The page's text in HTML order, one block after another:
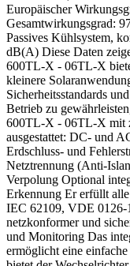
Europäischer
Gesamtwirkungsgrad:
Passives Kühlsystem,
dB(A) Diese Daten
600TL-X - 06TL-X
kleinere
Sicherheitsstandards
Betrieb zu
600TL-X - 06TL-X mit
ausgestattet: DC- und
Erdschluss- und
Netztrennung (Anti-
Verpolung Optional
Erkennung Er erfüllt
IEC 62109, VDE 0126-
netzkonformer und
und Monitoring Das
ermöglicht eine